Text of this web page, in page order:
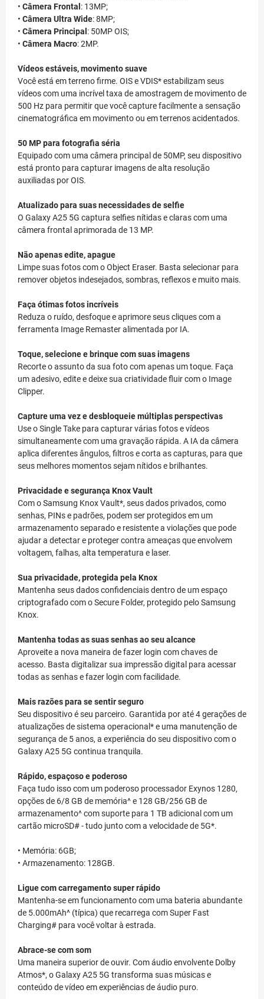
• Câmera Frontal : 13MP;
• Câmera Ultra Wide: 8MP;
• Câmera Principal : 50MP OIS;
• Câmera Macro: 2MP.
Vídeos estáveis, movimento suave
Você está em terreno firme. OIS e VDIS* estabilizam seus
vídeos com uma incrível taxa de amostragem de movimento de
500 Hz para permitir que você capture facilmente a sensação
cinematográfica em movimento ou em terrenos acidentados.
50 MP para fotografia séria
Equipado com uma câmera principal de 50MP, seu dispositivo
está pronto para capturar imagens de alta resolução
auxiliadas por OIS.
Atualizado para suas necessidades de selfie
O Galaxy A25 5G captura selfies nítidas e claras com uma
câmera frontal aprimorada de 13 MP.
Não apenas edite, apague
Limpe suas fotos com o Object Eraser. Basta selecionar para
remover objetos indesejados, sombras, reflexos e muito mais.
Faça ótimas fotos incríveis
Reduza o ruído, desfoque e aprimore seus cliques com a
ferramenta Image Remaster alimentada por IA.
Toque, selecione e brinque com suas imagens
Recorte o assunto da sua foto com apenas um toque. Faça
um adesivo, edite e deixe sua criatividade fluir com o Image
Clipper.
Capture uma vez e desbloqueie múltiplas perspectivas
Use o Single Take para capturar várias fotos e vídeos
simultaneamente com uma gravação rápida. A IA da câmera
aplica diferentes ângulos, filtros e corta as capturas, para que
seus melhores momentos sejam nítidos e brilhantes.
Privacidade e segurança Knox Vault
Com o Samsung Knox Vault*, seus dados privados, como
senhas, PINs e padrões, podem ser protegidos em um
armazenamento separado e resistente a violações que pode
ajudar a detectar e proteger contra ameaças que envolvem
voltagem, falhas, alta temperatura e laser.
Sua privacidade, protegida pela Knox
Mantenha seus dados confidenciais dentro de um espaço
criptografado com o Secure Folder, protegido pelo Samsung
Knox.
Mantenha todas as suas senhas ao seu alcance
Aproveite a nova maneira de fazer login com chaves de
acesso. Basta digitalizar sua impressão digital para acessar
todas as senhas e fazer login com facilidade.
Mais razões para se sentir seguro
Seu dispositivo é seu parceiro. Garantida por até 4 gerações de
atualizações de sistema operacional* e uma manutenção de
segurança de 5 anos, a experiência do seu dispositivo com o
Galaxy A25 5G continua tranquila.
Rápido, espaçoso e poderoso
Faça tudo isso com um poderoso processador Exynos 1280,
opções de 6/8 GB de memória^ e 128 GB/256 GB de
armazenamento^ com suporte para 1 TB adicional com um
cartão microSD# - tudo junto com a velocidade de 5G*.
• Memória: 6GB;
• Armazenamento: 128GB.
Ligue com carregamento super rápido
Mantenha-se em funcionamento com uma bateria abundante
de 5.000mAh^ (típica) que recarrega com Super Fast
Charging# para você voltar à estrada.
Abrace-se com som
Uma maneira superior de ouvir. Com áudio envolvente Dolby
Atmos*, o Galaxy A25 5G transforma suas músicas e
conteúdo de vídeo em experiências de áudio puro.